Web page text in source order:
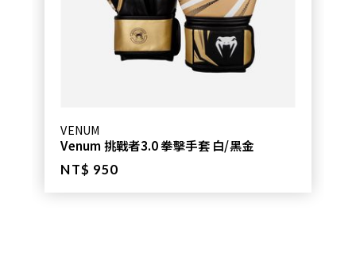
VENUM
Venum 挑戰者3.0 拳擊手套 白/黑金
NT$ 950